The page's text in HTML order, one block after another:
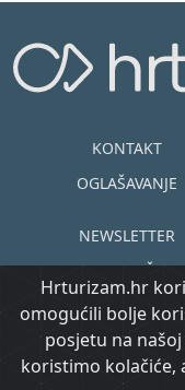
Hrturizam.hr
omogućili bolje
posjetu na
koristimo kolačiće,
KONTAKT
OGLAŠAVANJE
NEWSLETTER
UVJETI
© Copyright
2015.-2026.